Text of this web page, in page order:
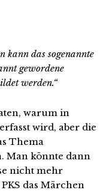
kann das sogenannte
gewordene
werden.“
warum in
wird, aber die
Thema
Man könnte dann
nicht mehr
das Märchen